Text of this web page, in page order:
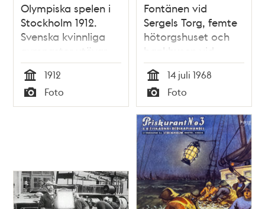
Olympiska spelen i
Stockholm 1912.
Svenska kvinnliga
gymnaster utövar
redskapsgymnastik.
Tid
1912
Typ
Foto
Fontänen vid
Sergels Torg, femte
hötorgshuset och
bankhusen vid
Sveavägen. I
förgrunden
Gatukontorets
materiel och
redskapsbodar
Tid
14 juli 1968
Typ
Foto